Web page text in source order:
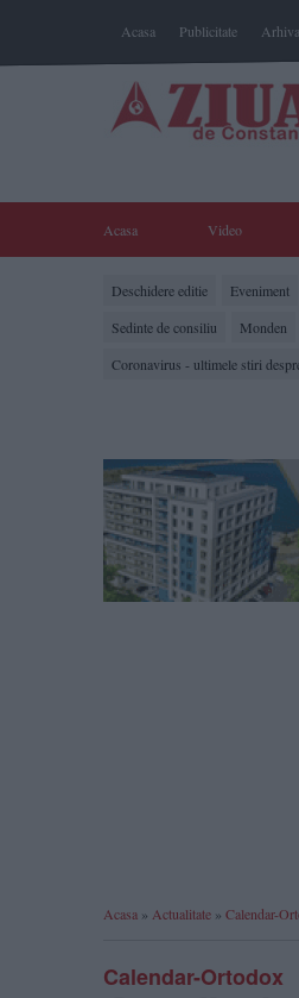
Acasa Publicitate Arhiva
Acasa Video
Deschidere editie Eveniment
Sedinte de consiliu
Monden
Coronavirus - ultimele stiri
Acasa » Actualitate » Calendar-
Calendar-Ortodox